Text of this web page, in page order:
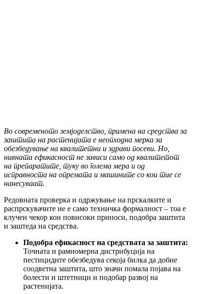
Во современото земјоделство, примена на средства за
заштита на растенијата е неопходна мерка за
обезбедување на квалитетни и здрави посеви. Но,
нивната ефикасност не зависи само од квалитетот
на препаратите, туку во голема мера и од
исправноста на опремата и машините со кои тие се
нанесуваат.
Редовната проверка и одржување на прскалките и
распрскувачите не е само техничка формалност – тоа е
клучен чекор кон повисоки приноси, подобра заштита
и заштеда на средства.
Подобра ефикасност на средствата за заштита:
Точната и рамномерна дистрибуција на
пестицидите обезбедува секоја билка да добие
соодветна заштита, што значи помала појава на
болести и штетници и подобар развој на
растенијата.